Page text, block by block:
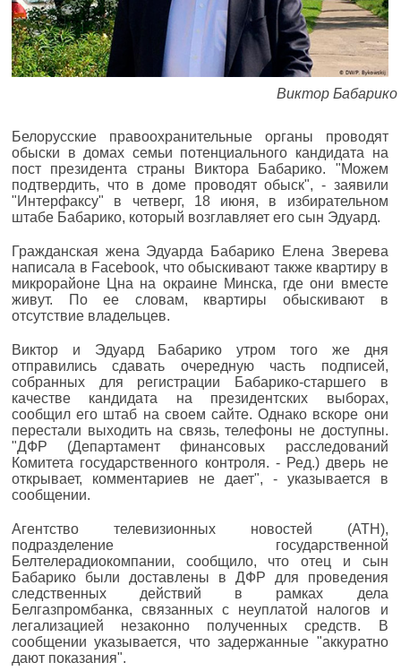
Виктор Бабарико
Белорусские правоохранительные органы проводят
обыски в домах семьи потенциального кандидата на
пост президента страны Виктора Бабарико. "Можем
подтвердить, что в доме проводят обыск", - заявили
"Интерфаксу" в четверг, 18 июня, в избирательном
штабе Бабарико, который возглавляет его сын Эдуард.
Гражданская жена Эдуарда Бабарико Елена Зверева
написала в Facebook, что обыскивают также квартиру в
микрорайоне Цна на окраине Минска, где они вместе
живут. По ее словам, квартиры обыскивают в
отсутствие владельцев.
Виктор и Эдуард Бабарико утром того же дня
отправились сдавать очередную часть подписей,
собранных для регистрации Бабарико-старшего в
качестве кандидата на президентских выборах,
сообщил его штаб на своем сайте. Однако вскоре они
перестали выходить на связь, телефоны не доступны.
"ДФР (Департамент финансовых расследований
Комитета государственного контроля. - Ред.) дверь не
открывает, комментариев не дает", - указывается в
сообщении.
Агентство телевизионных новостей (АТН),
подразделение государственной
Белтелерадиокомпании, сообщило, что отец и сын
Бабарико были доставлены в ДФР для проведения
следственных действий в рамках дела
Белгазпромбанка, связанных с неуплатой налогов и
легализацией незаконно полученных средств. В
сообщении указывается, что задержанные "аккуратно
дают показания".